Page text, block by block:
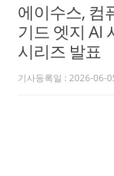
에이수스, 컴
기드 엣지 AI
시리즈 발표
기사등록일 : 2026-06-